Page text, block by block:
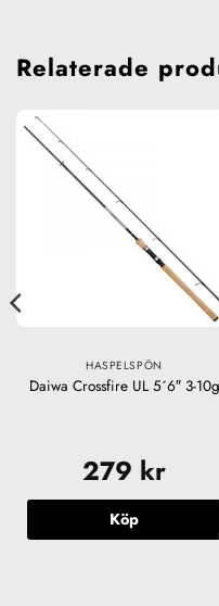
Relaterade
HASPELSPÖN
Daiwa Crossfire UL 5´6″ 3-10g
279 kr
Köp